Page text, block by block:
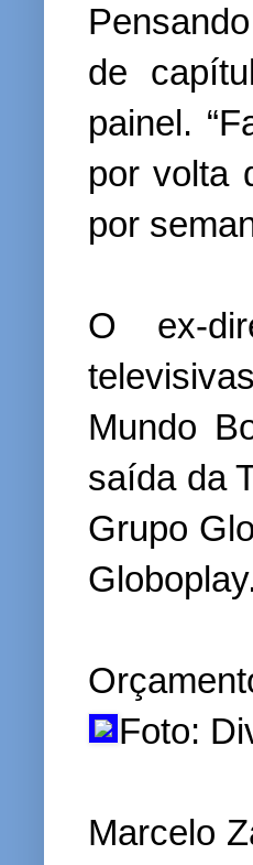
de
painel.
por volta
por
O ex-
Mundo
saída da
Grupo
Foto:
Marcelo